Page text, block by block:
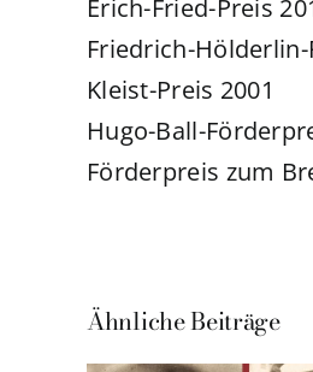
Erich-Fried-Preis
Friedrich-
Kleist-Preis 2001
Hugo-Ball-
Förderpreis zum
Ähnliche Beiträge